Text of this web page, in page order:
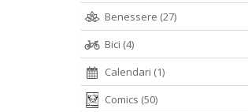
Benessere (27)
Bici (4)
Calendari (1)
Comics (50)